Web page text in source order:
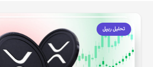
تحلیل ریپل